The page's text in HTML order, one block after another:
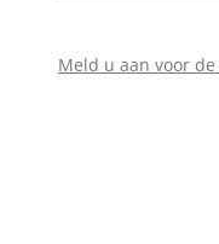
Meld u aan voor